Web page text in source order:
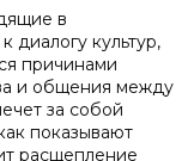
в
диалогу культур,
причинами
и общения между
за собой
показывают
расщепление